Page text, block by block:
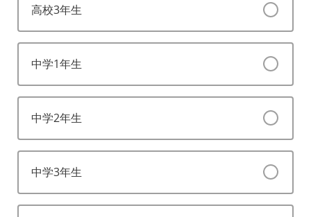
高校3年生
中学1年生
中学2年生
中学3年生